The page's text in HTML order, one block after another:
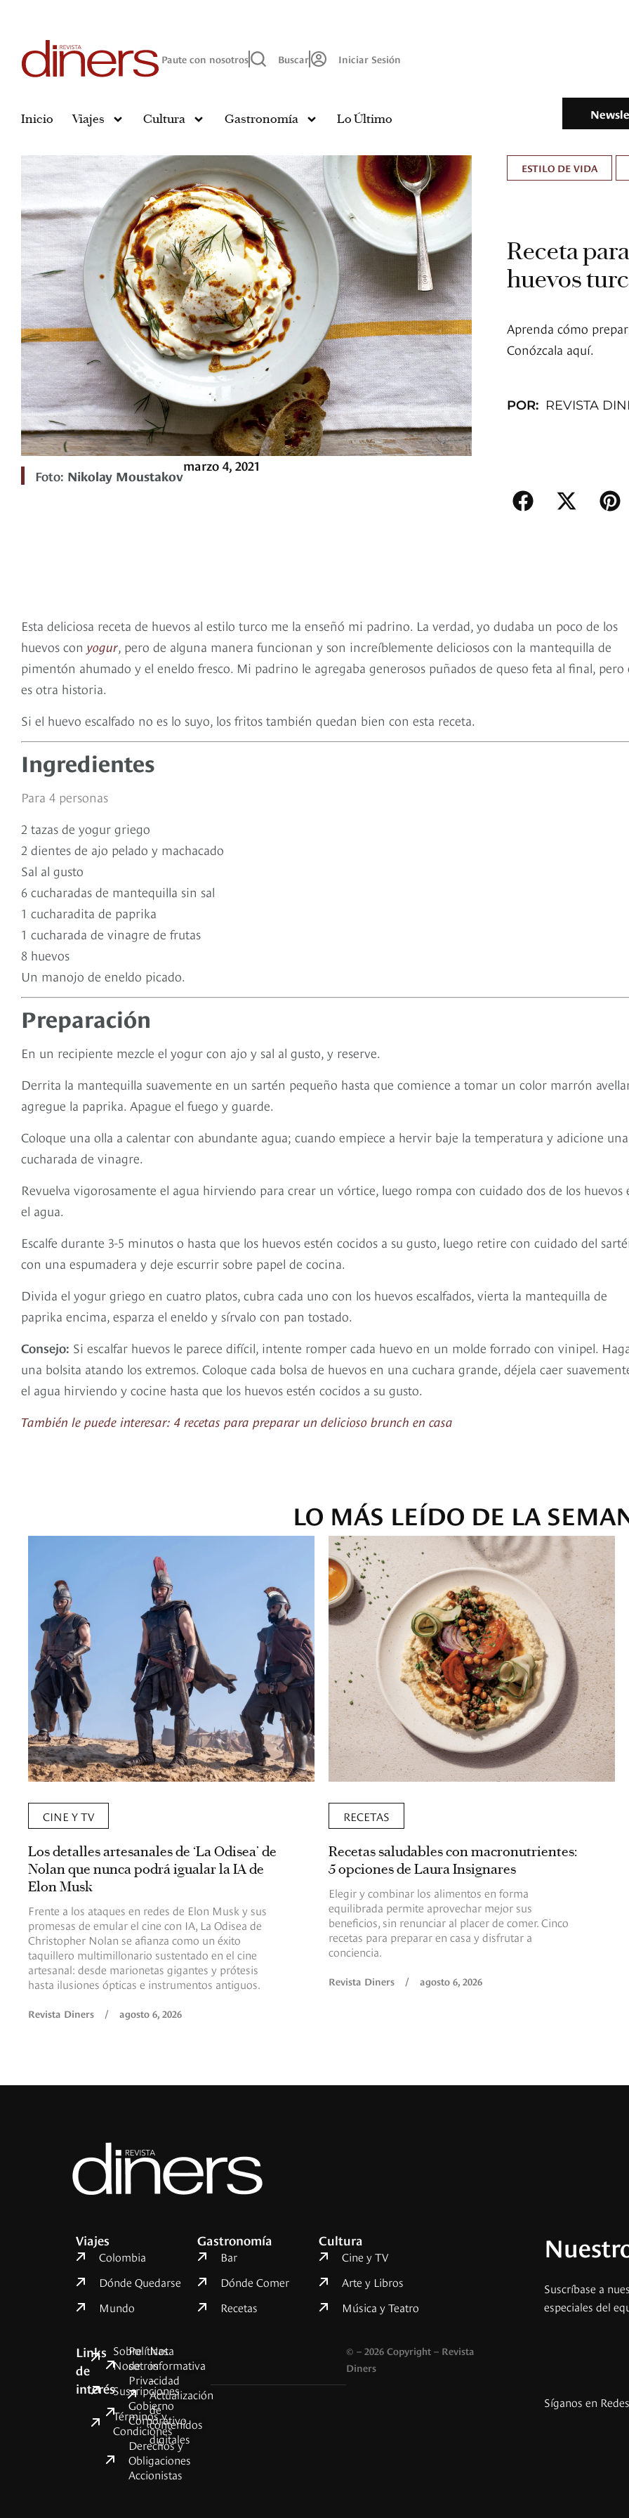
Paute con nosotros Buscar Iniciar Sesión
Inicio Viajes Cultura Gastronomía Lo Último
Foto: Nikolay Moustakov
marzo 4, 2021
ESTILO DE VIDA
Receta
huevos
Aprenda cómo
Conózcala aquí.
POR: REVISTA
Esta deliciosa receta de huevos al estilo turco me la enseñó mi padrino. La verdad, yo dudaba un poco de los
huevos con yogur, pero de alguna manera funcionan y son increíblemente deliciosos con la mantequilla de
pimentón ahumado y el eneldo fresco. Mi padrino le agregaba generosos puñados de queso feta al final, pero
es otra historia.
Si el huevo escalfado no es lo suyo, los fritos también quedan bien con esta receta.
Ingredientes
Para 4 personas
2 tazas de yogur griego
2 dientes de ajo pelado y machacado
Sal al gusto
6 cucharadas de mantequilla sin sal
1 cucharadita de paprika
1 cucharada de vinagre de frutas
8 huevos
Un manojo de eneldo picado.
Preparación
En un recipiente mezcle el yogur con ajo y sal al gusto, y reserve.
Derrita la mantequilla suavemente en un sartén pequeño hasta que comience a tomar un color marrón
agregue la paprika. Apague el fuego y guarde.
Coloque una olla a calentar con abundante agua; cuando empiece a hervir baje la temperatura y adicione una
cucharada de vinagre.
Revuelva vigorosamente el agua hirviendo para crear un vórtice, luego rompa con cuidado dos de los huevos
el agua.
Escalfe durante 3-5 minutos o hasta que los huevos estén cocidos a su gusto, luego retire con cuidado del
con una espumadera y deje escurrir sobre papel de cocina.
Divida el yogur griego en cuatro platos, cubra cada uno con los huevos escalfados, vierta la mantequilla de
paprika encima, esparza el eneldo y sírvalo con pan tostado.
Consejo: Si escalfar huevos le parece difícil, intente romper cada huevo en un molde forrado con vinipel.
una bolsita atando los extremos. Coloque cada bolsa de huevos en una cuchara grande, déjela caer
el agua hirviendo y cocine hasta que los huevos estén cocidos a su gusto.
También le puede interesar: 4 recetas para preparar un delicioso brunch en casa
LO MÁS LEÍDO DE LA
CINE Y TV
Los detalles artesanales de ‘La Odisea’ de
Nolan que nunca podrá igualar la IA de
Elon Musk
Frente a los ataques en redes de Elon Musk y sus
promesas de emular el cine con IA, La Odisea de
Christopher Nolan se afianza como un éxito
taquillero multimillonario sustentado en el cine
artesanal: desde marionetas gigantes y prótesis
hasta ilusiones ópticas e instrumentos antiguos.
Revista Diners / agosto 6, 2026
RECETAS
Recetas saludables con macronutrientes:
5 opciones de Laura Insignares
Elegir y combinar los alimentos en forma
equilibrada permite aprovechar mejor sus
beneficios, sin renunciar al placer de comer. Cinco
recetas para preparar en casa y disfrutar a
conciencia.
Revista Diners / agosto 6, 2026
Viajes
Colombia
Dónde Quedarse
Mundo
Gastronomía
Bar
Dónde Comer
Recetas
Cultura
Cine y TV
Arte y Libros
Música y Teatro
Links
de
interés
Sobre
Nosotros
Suscripciones
Términos y
Condiciones
Políticas
de
Privacidad
Gobierno
Corporativo
Derechos y
Obligaciones
Accionistas
Nota
informativa
–
Actualización
de
contenidos
digitales
© – 2026 Copyright – Revista
Diners
Suscríbase a
especiales del
Síganos en